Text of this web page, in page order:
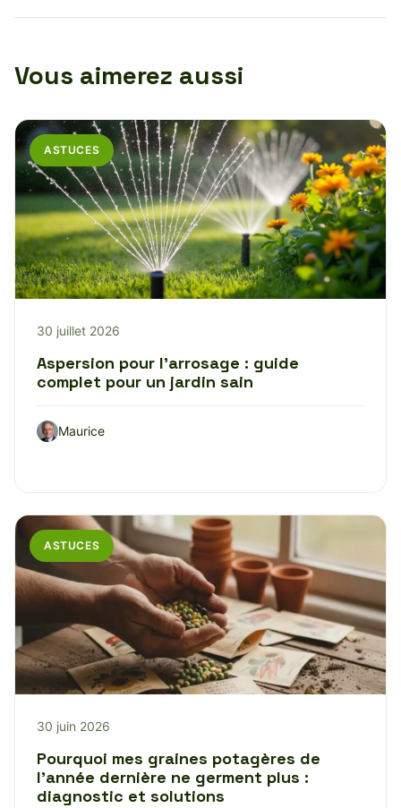
Vous aimerez aussi
ASTUCES
30 juillet 2026
Aspersion pour l’arrosage : guide
complet pour un jardin sain
Maurice
ASTUCES
30 juin 2026
Pourquoi mes graines potagères de
l’année dernière ne germent plus :
diagnostic et solutions